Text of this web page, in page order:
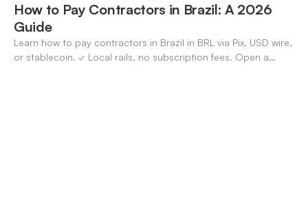
How to Pay Contractors in Brazil: A 2026
Guide
Learn how to pay contractors in Brazil in BRL via Pix, USD wire,
or stablecoin. ✓ Local rails, no subscription fees. Open a